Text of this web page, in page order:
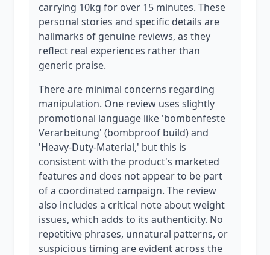
carrying 10kg for over 15 minutes. These
personal stories and specific details are
hallmarks of genuine reviews, as they
reflect real experiences rather than
generic praise.
There are minimal concerns regarding
manipulation. One review uses slightly
promotional language like 'bombenfeste
Verarbeitung' (bombproof build) and
'Heavy-Duty-Material,' but this is
consistent with the product's marketed
features and does not appear to be part
of a coordinated campaign. The review
also includes a critical note about weight
issues, which adds to its authenticity. No
repetitive phrases, unnatural patterns, or
suspicious timing are evident across the